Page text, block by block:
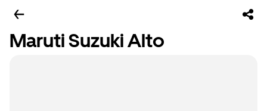
Maruti Suzuki Alto